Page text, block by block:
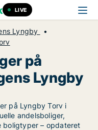
LIVE
Lyngby
på
Lyngby
på Lyngby Torv i
andelsboliger,
boligtyper – opdateret